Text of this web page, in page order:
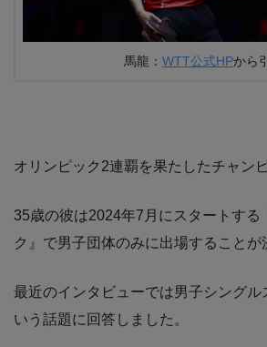
馬龍： WTT公式HPから
オリンピック2連覇を果たしたチャン
35歳の彼は2024年7月にスタートする
ク』で男子団体のみに出場することが
最近のインタビューでは男子シングル
いう話題に回答しました。